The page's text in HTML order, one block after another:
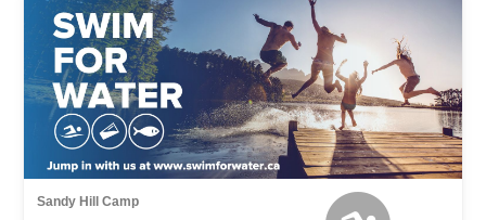
Sandy Hill Camp